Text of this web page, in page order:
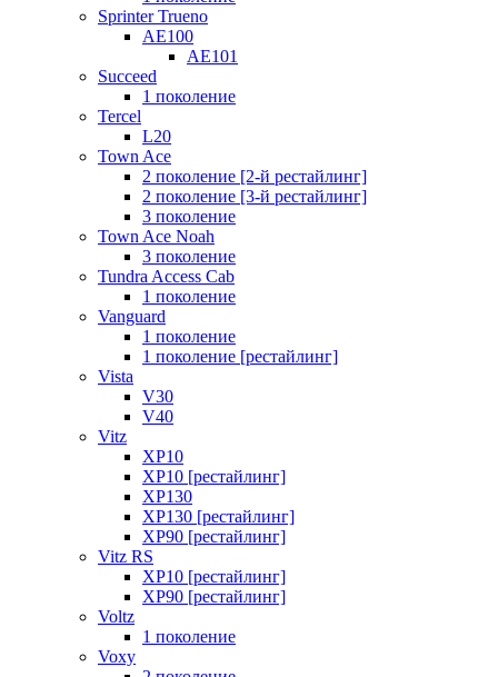
Sprinter Trueno
AE100
AE101
Succeed
1 поколение
Tercel
L20
Town Ace
2 поколение [2-й рестайлинг]
2 поколение [3-й рестайлинг]
3 поколение
Town Ace Noah
3 поколение
Tundra Access Cab
1 поколение
Vanguard
1 поколение
1 поколение [рестайлинг]
Vista
V30
V40
Vitz
XP10
XP10 [рестайлинг]
XP130
XP130 [рестайлинг]
XP90 [рестайлинг]
Vitz RS
XP10 [рестайлинг]
XP90 [рестайлинг]
Voltz
1 поколение
Voxy